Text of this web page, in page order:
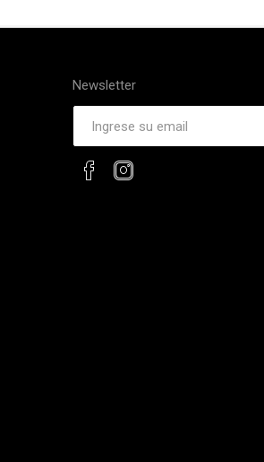
Newsletter